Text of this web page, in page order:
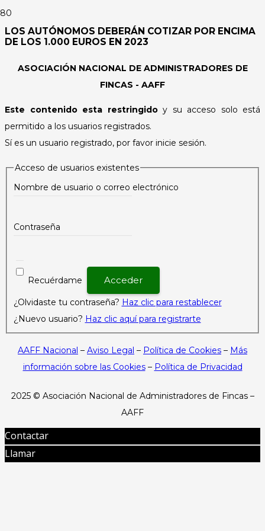
LOS AUTÓNOMOS DEBERÁN COTIZAR POR ENCIMA
DE LOS 1.000 EUROS EN 2023
ASOCIACIÓN NACIONAL DE ADMINISTRADORES DE
FINCAS - AAFF
Este contenido esta restringidoy su acceso solo está
permitido a los usuarios registrados.
Sí es un usuario registrado, por favor inicie sesión.
Acceso de usuarios existentes
Nombre de usuario o correo electrónico
Contraseña
Recuérdame
¿Olvidaste tu contraseña? Haz clic para restablecer
¿Nuevo usuario? Haz clic aquí para registrarte
AAFF Nacional – Aviso Legal – Política de Cookies – Más
información sobre las Cookies– Política de Privacidad
2025 © Asociación Nacional de Administradores de Fincas –
AAFF
Contactar
Llamar